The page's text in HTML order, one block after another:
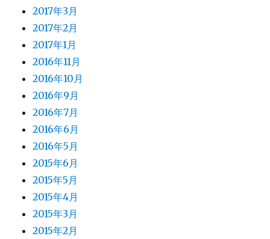
2017年3月
2017年2月
2017年1月
2016年11月
2016年10月
2016年9月
2016年7月
2016年6月
2016年5月
2015年6月
2015年5月
2015年4月
2015年3月
2015年2月